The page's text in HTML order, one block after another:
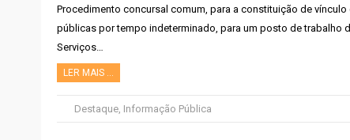
Procedimento concursal comum, para a constituição de
públicas por tempo indeterminado, para um posto de trabalho
Serviços…
LER MAIS …
Destaque, Informação Pública